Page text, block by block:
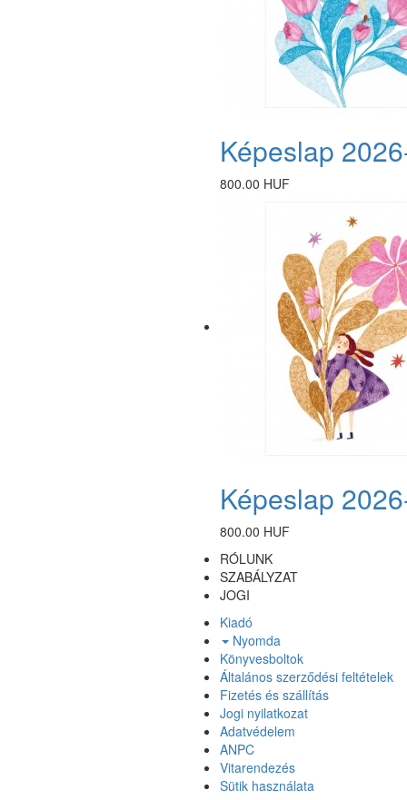
Képeslap
800.00 HUF
Képeslap
800.00 HUF
RÓLUNK
SZABÁLYZAT
JOGI
Kiadó
Nyomda
Könyvesboltok
Általános szerződési feltételek
Fizetés és szállítás
Jogi nyilatkozat
Adatvédelem
ANPC
Vitarendezés
Sütik használata